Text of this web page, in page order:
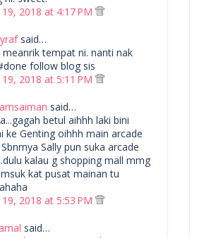
2018 at 4:17 PM
said…
tempat ni. nanti nak
follow blog sis
2018 at 5:11 PM
said…
betul aihhh laki bini
ke Genting oihhh main arcade
Sally pun suka arcade
kalau g shopping mall mmg
kat pusat mainan tu
2018 at 5:53 PM
said…